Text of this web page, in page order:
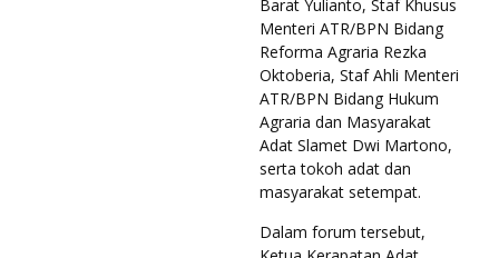
Barat Yulianto, Staf Khusus
Menteri ATR/BPN Bidang
Reforma Agraria Rezka
Oktoberia, Staf Ahli Menteri
ATR/BPN Bidang Hukum
Agraria dan Masyarakat
Adat Slamet Dwi Martono,
serta tokoh adat dan
masyarakat setempat.
Dalam forum tersebut,